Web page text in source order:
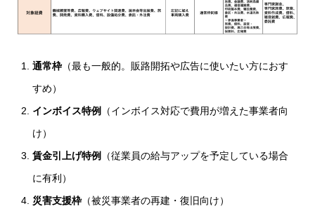
通常枠 （最も一般的。販路開拓や広告に使いたい方におす
すめ）
インボイス特例
（インボイス対応で費用が増えた事業者向
け）
賃金引上げ特例
（従業員の給与アップを予定している場合
に有利）
災害支援枠 （被災事業者の再建・復旧向け）